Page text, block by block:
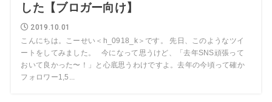
した【ブロガー向け】
2019.10.01
こんにちは。こーせい＜h_0918_k＞です。 先日、このようなツイ
ートをしてみました。 今になって思うけど、「去年SNS頑張って
おいて良かった〜！」と心底思うわけですよ。去年の今頃って確か
フォロワー1,5...